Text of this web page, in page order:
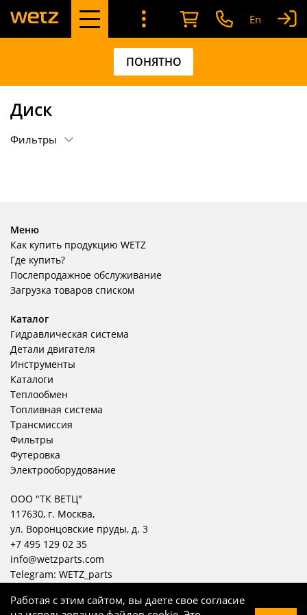
En
ПОНЯТНО
Диск
Фильтры
Меню
Как купить продукцию WETZ
Где купить?
Послепродажное обслуживание
Загрузка товаров списком
Каталог
Гидравлическая система
Детали двигателя
Инструменты
Каталоги
Теплообмен
Топливная система
Трансмиссия
Фильтры
Футеровка
Электрооборудование
ООО "ТК ВЕТЦ"
117630, г. Москва,
ул. Воронцовские пруды, д. 3
+7 495 129 02 35
info@wetzparts.com
Telegram: WETZ_parts
Работая с этим сайтом, вы даете свое согласие